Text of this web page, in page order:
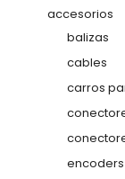
accesorios
balizas
cables
carros
encoders